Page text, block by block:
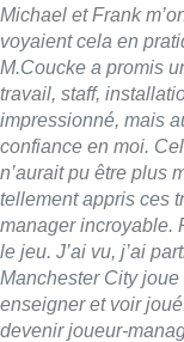
Michael et Frank
voyaient cela en
M.Coucke a promis
travail, staff,
impressionné, mais
confiance en moi.
n’aurait pu être plus
tellement appris ces
manager incroyable.
le jeu. J’ai vu, j’ai
Manchester City
enseigner et voir
devenir joueur-